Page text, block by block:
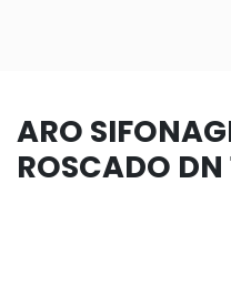
ARO
ROSCADO